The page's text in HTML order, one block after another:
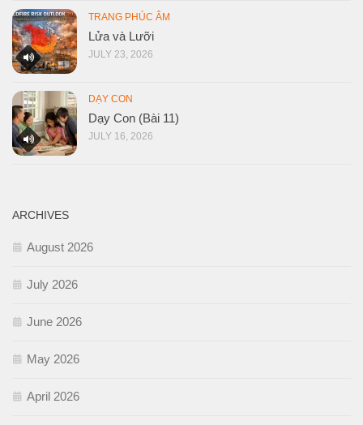
TRANG PHÚC ÂM
Lửa và Lưỡi
JULY 23, 2026
DẠY CON
Dạy Con (Bài 11)
JULY 16, 2026
ARCHIVES
August 2026
July 2026
June 2026
May 2026
April 2026